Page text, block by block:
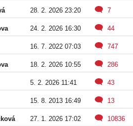
28. 2. 2026 23:20 7
24. 2. 2026 16:30 44
16. 7. 2022 07:03 747
18. 2. 2026 10:55 286
5. 2. 2026 11:41 43
15. 8. 2013 16:49 13
27. 1. 2026 17:02 10836